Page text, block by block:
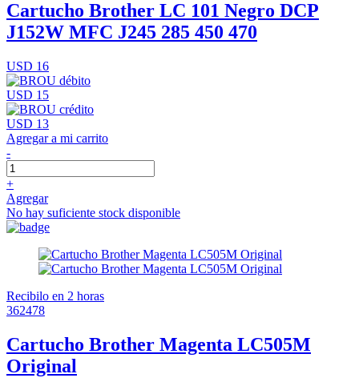
Cartucho Brother LC 101 Negro DCP
J152W MFC J245 285 450 470
USD 16
USD 15
USD 13
Agregar a mi carrito
-
+
Agregar
No hay suficiente stock disponible
Recibilo en 2 horas
362478
Cartucho Brother Magenta LC505M
Original